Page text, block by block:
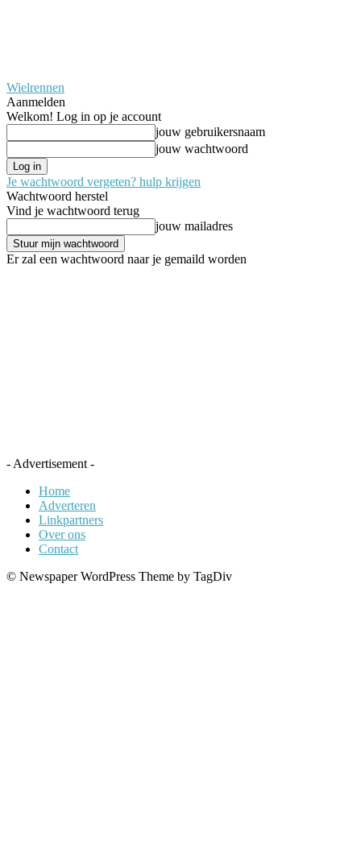
Wielrennen
Aanmelden
Welkom! Log in op je account
jouw gebruikersnaam
jouw wachtwoord
Je wachtwoord vergeten? hulp krijgen
Wachtwoord herstel
Vind je wachtwoord terug
jouw mailadres
Er zal een wachtwoord naar je gemaild worden
- Advertisement -
Home
Adverteren
Linkpartners
Over ons
Contact
© Newspaper WordPress Theme by TagDiv